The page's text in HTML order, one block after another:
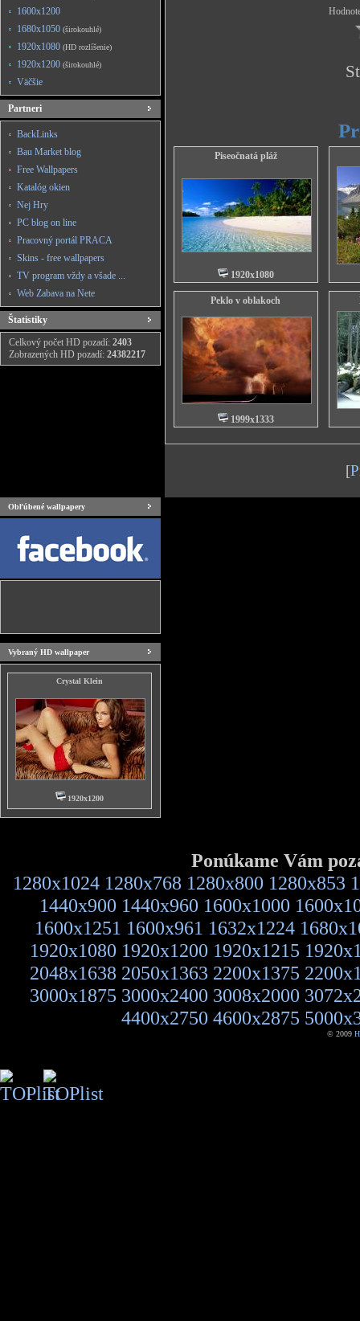
1600x1200
1680x1050 (širokouhlé)
1920x1080 (HD rozlíšenie)
1920x1200 (širokouhlé)
Väčšie
Partneri
BackLinks
Bau Market blog
Free Wallpapers
Katalóg okien
Nej Hry
PC blog on line
Pracovný portál PRACA
Skins - free wallpapers
TV program vždy a všade ...
Web Zabava na Nete
Štatistiky
Celkový počet HD pozadí: 2403
Zobrazených HD pozadí: 24382217
Piseočnatá pláž
1920x1080
Peklo v oblakoch
1999x1333
[
Obľúbené wallpapery
Vybraný HD wallpaper
Crystal Klein
1920x1200
Ponúkame Vám
1280x1024 1280x768 1280x800 1280x853
1440x900 1440x960 1600x1000
1600x1251 1600x961 1632x1224
1920x1080 1920x1200 1920x1215
2048x1638 2050x1363 2200x1375
3000x1875 3000x2400 3008x2000
4400x2750 4600x2875
© 2009